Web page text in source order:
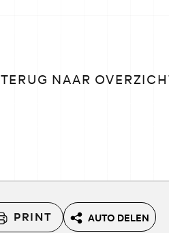
TERUG NAAR
PRINT AUTO DELEN